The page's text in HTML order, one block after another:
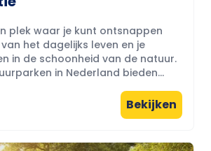
plek waar je kunt ontsnappen
het dagelijks leven en je
in de schoonheid van de natuur.
in Nederland bieden...
Bekijken